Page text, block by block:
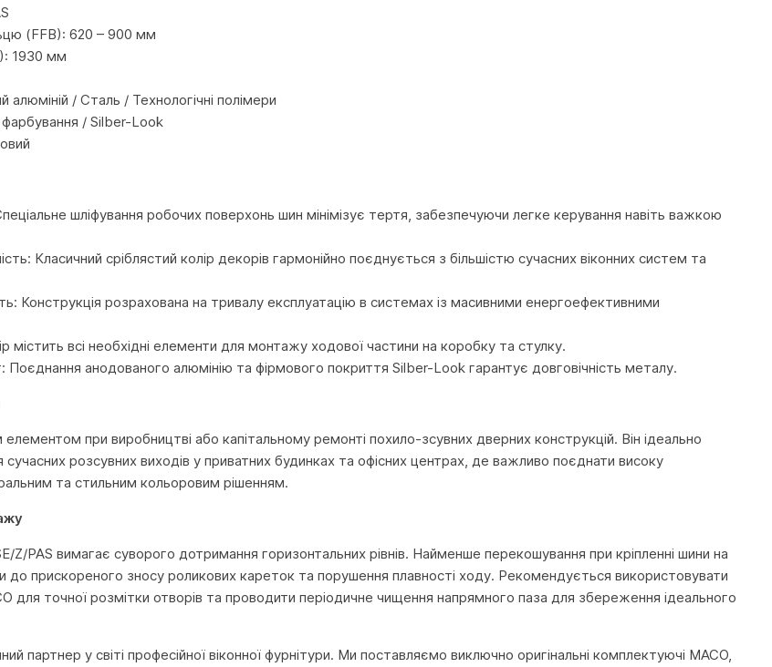
(FFB): 620 – 900 мм
1930 мм
алюміній / Сталь / Технологічні полімери
/ Silber-Look
шліфування робочих поверхонь шин мінімізує тертя, забезпечуючи легке керування навіть важкою
Класичний сріблястий колір декорів гармонійно поєднується з більшістю сучасних віконних систем та
Конструкція розрахована на тривалу експлуатацію в системах із масивними енергоефективними
містить всі необхідні елементи для монтажу ходової частини на коробку та стулку.
Поєднання анодованого алюмінію та фірмового покриття Silber-Look гарантує довговічність металу.
при виробництві або капітальному ремонті похило-зсувних дверних конструкцій. Він ідеально
розсувних виходів у приватних будинках та офісних центрах, де важливо поєднати високу
та стильним кольоровим рішенням.
PAS вимагає суворого дотримання горизонтальних рівнів. Найменше перекошування при кріпленні шини на
прискореного зносу роликових кареток та порушення плавності ходу. Рекомендується використовувати
для точної розмітки отворів та проводити періодичне чищення напрямного паза для збереження ідеального
партнер у світі професійної віконної фурнітури. Ми поставляємо виключно оригінальні комплектуючі MACO,